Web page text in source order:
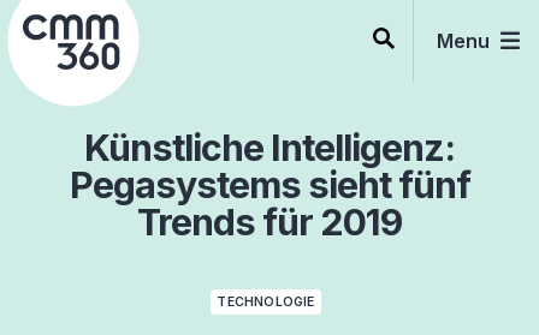
Skip
to
content
Menu
Künstliche Intelligenz:
Pegasystems sieht fünf
Trends für 2019
TECHNOLOGIE